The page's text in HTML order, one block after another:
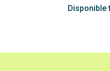
Disponible